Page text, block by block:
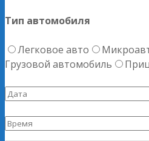
Тип автомобиля
Легковое авто
Грузовой автомобиль